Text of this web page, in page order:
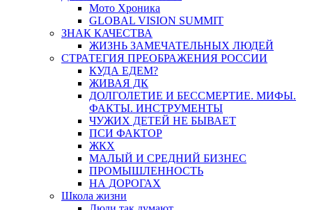
Мото Хроника
GLOBAL VISION SUMMIT
ЗНАК КАЧЕСТВА
ЖИЗНЬ ЗАМЕЧАТЕЛЬНЫХ ЛЮДЕЙ
СТРАТЕГИЯ ПРЕОБРАЖЕНИЯ РОССИИ
КУДА ЕДЕМ?
ЖИВАЯ ДК
ДОЛГОЛЕТИЕ И БЕССМЕРТИЕ. МИФЫ.
ФАКТЫ. ИНСТРУМЕНТЫ
ЧУЖИХ ДЕТЕЙ НЕ БЫВАЕТ
ПСИ ФАКТОР
ЖКХ
МАЛЫЙ И СРЕДНИЙ БИЗНЕС
ПРОМЫШЛЕННОСТЬ
НА ДОРОГАХ
Школа жизни